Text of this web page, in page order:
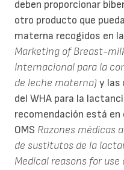
deben proporcionar
otro producto que
materna recogidos en la
Marketing of Breast-
Internacional para la
de leche materna) y las
del WHA para la
recomendación está en
OMS Razones médicas
de sustitutos de la
Medical reasons for